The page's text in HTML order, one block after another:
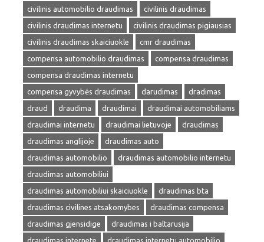
civilinis automobilio draudimas
civilinis draudimas
civilinis draudimas internetu
civilinis draudimas pigiausias
civilinis draudimas skaiciuokle
cmr draudimas
compensa automobilio draudimas
compensa draudimas
compensa draudimas internetu
compensa gyvybės draudimas
darudimas
dradimas
draud
draudima draudimai
draudimai automobiliams
draudimai internetu
draudimai lietuvoje
draudimas
draudimas anglijoje
draudimas auto
draudimas automobilio
draudimas automobilio internetu
draudimas automobiliui
draudimas automobiliui skaiciuokle
draudimas bta
draudimas civilines atsakomybes
draudimas compensa
draudimas gjensidige
draudimas i baltarusija
draudimas internete
draudimas internetu automobilio